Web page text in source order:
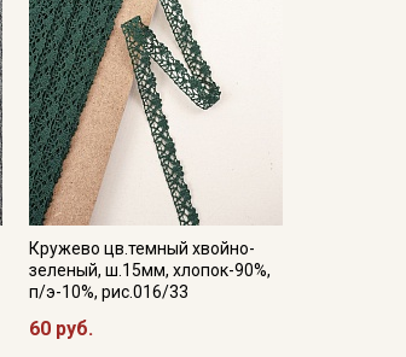
Кружево цв.темный хвойно-
зеленый, ш.15мм, хлопок-90%,
п/э-10%, рис.016/33
60 руб.